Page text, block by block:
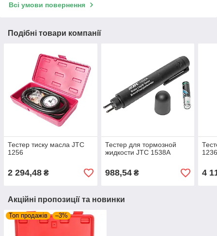
Всі умови повернення
Подібні товари компанії
Тестер тиску масла JTC
1256
2 294,48 ₴
Тестер для тормозной
жидкости JTC 1538A
988,54₴ 4
Акційні пропозиції та новинки
Топ продажів –3%